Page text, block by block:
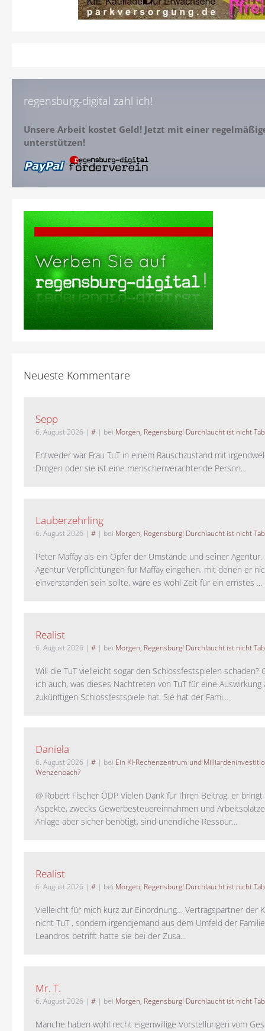
regensburg-digital zahl ich!
Unsere Arbeit kostet Geld! Jetzt mit einer
unterstützen!
Neueste Kommentare
Sepp
6. August 2026 | # | bei Morgen, Regensburg! Durchlaucht ist nicht
Entweder war Frau TuT in einem Rauschzustand mit
Drogen oder sie ist eine menschenverachtende Person...
Lauberzehrling
6. August 2026 | # | bei Morgen, Regensburg! Durchlaucht ist nicht
Peter Maffay als ein Opfer der Umstände und seiner Agentur.
Agentur Verpflichtungen für Maffay eingehen, mit denen er
einverstanden sein sollte, wäre es wohl Zeit für ein ernstes ...
Realist
6. August 2026 | # | bei Morgen, Regensburg! Durchlaucht ist nicht
Will die TuT vielleicht sogar den Schlossfestspielen schaden?
ich auch, was dieses Nachtreten von TuT für eine Auswirkung
zukünftigen Schlossfestspiele hat. Sie hat der Fami...
Daniela
6. August 2026 | # | bei Ein KI-Rechenzentrum und
Wenzenbach?
@ Robert Fischer ÖDP Vielen Dank für Ihren Beitrag, er
Aspekte, zwecks Gewerbesteuereinnahmen und
Anlage aber sicher benötigt, sind unendliche Ressour...
Realist
6. August 2026 | # | bei Morgen, Regensburg! Durchlaucht ist nicht
Vielleicht für mich kurz zur Einordnung… Vertragspartner der
nicht TuT , sondern irgendjemand aus dem Umfeld der
Leandros betrifft hatte sie bei der Zusa...
Mr. T.
6. August 2026 | # | bei Morgen, Regensburg! Durchlaucht ist nicht
Manche haben wohl recht eigenwillige Vorstellungen vom